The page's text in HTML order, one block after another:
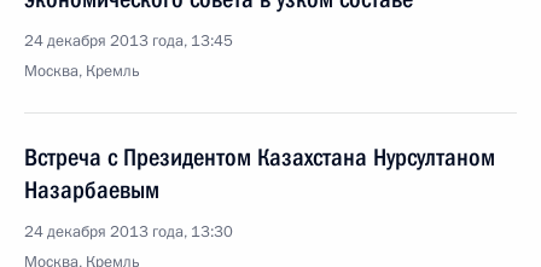
24 декабря 2013 года, 13:45
Москва, Кремль
Встреча с Президентом Казахстана Нурсултаном
Назарбаевым
24 декабря 2013 года, 13:30
Москва, Кремль